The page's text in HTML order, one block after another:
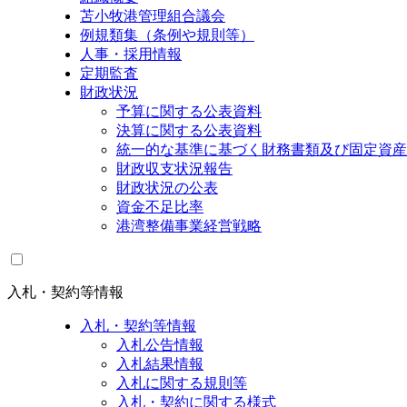
苫小牧港管理組合議会
例規類集（条例や規則等）
人事・採用情報
定期監査
財政状況
予算に関する公表資料
決算に関する公表資料
統一的な基準に基づく財務書類及び固定資
財政収支状況報告
財政状況の公表
資金不足比率
港湾整備事業経営戦略
入札・契約等情報
入札・契約等情報
入札公告情報
入札結果情報
入札に関する規則等
入札・契約に関する様式